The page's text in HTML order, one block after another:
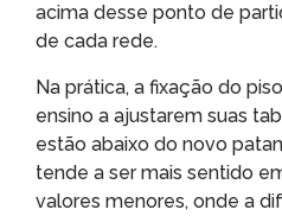
acima desse ponto de
de cada rede.
Na prática, a fixação do
ensino a ajustarem suas
estão abaixo do novo
tende a ser mais sentido
valores menores, onde a